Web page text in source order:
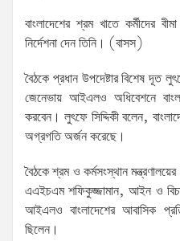
বাংলাদেশের শ্রম খাতে কর্মীদের
নির্দেশনা দেন তিনি। (বাসস)
বৈঠকে প্রধান উপদেষ্টার বিশেষ দূত
জেনেভায় আইএলও অধিবেশনে
করবেন। লুৎফে সিদ্দিকী বলেন,
অগ্রগতি অর্জন করেছে।
বৈঠকে শ্রম ও কর্মসংস্থান
এএইচএম শফিকুজ্জামান, আইন ও
আইএলও বাংলাদেশের আবাসিক
ছিলেন।